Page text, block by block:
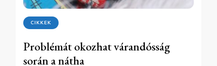
CIKKEK
Problémát okozhat várandósság
során a nátha